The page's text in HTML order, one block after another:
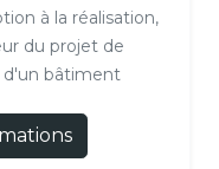
à la réalisation,
du projet de
bâtiment